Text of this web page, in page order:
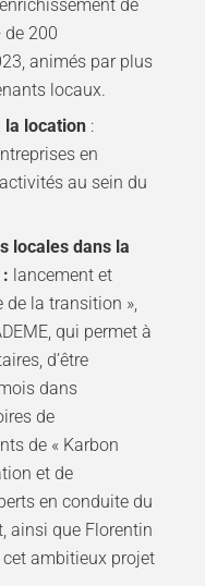
de
200
animés par plus
locaux.
la location :
en
au sein du
locales dans la
lancement et
de la transition »,
qui permet à
d’être
dans
de
de « Karbon
et de
en conduite du
ainsi que Florentin
cet ambitieux projet